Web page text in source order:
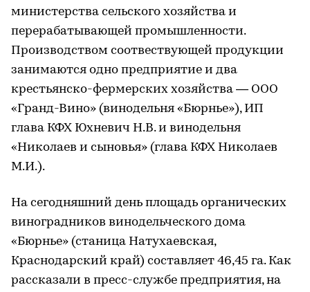
министерства сельского хозяйства и
перерабатывающей промышленности.
Производством соотвествующей продукции
занимаются одно предприятие и два
крестьянско-фермерских хозяйства — ООО
«Гранд-Вино» (винодельня «Бюрнье»), ИП
глава КФХ Юхневич Н.В. и винодельня
«Николаев и сыновья» (глава КФХ Николаев
М.И.).
На сегодняшний день площадь органических
виноградников винодельческого дома
«Бюрнье» (станица Натухаевская,
Краснодарский край) составляет 46,45 га. Как
рассказали в пресс-службе предприятия, на